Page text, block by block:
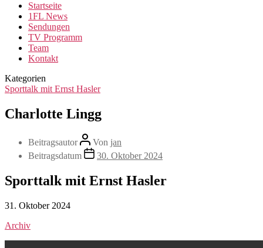
Startseite
1FL News
Sendungen
TV Programm
Team
Kontakt
Kategorien
Sporttalk mit Ernst Hasler
Charlotte Lingg
Beitragsautor Von jan
Beitragsdatum
30. Oktober 2024
Sporttalk mit Ernst Hasler
31. Oktober 2024
Archiv